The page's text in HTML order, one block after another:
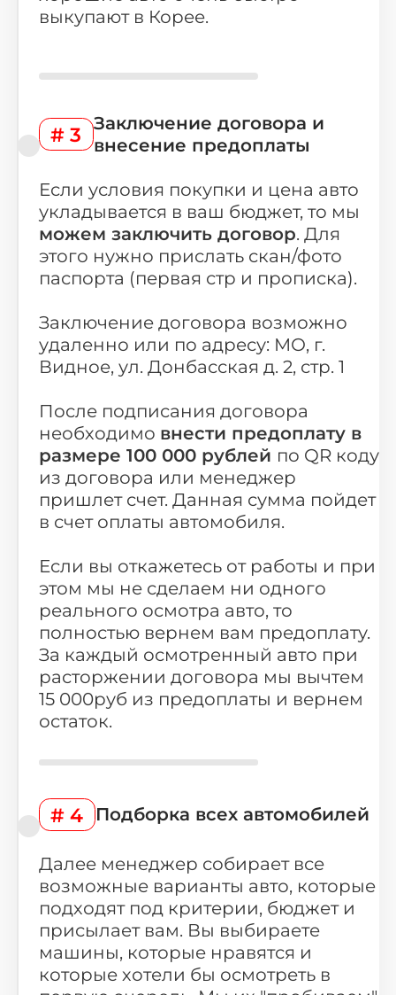
выкупают в Корее.
# 3
Заключение договора и
внесение предоплаты
Если условия покупки и цена авто
укладывается в ваш бюджет, то мы
можем заключить договор. Для
этого нужно прислать скан/фото
паспорта (первая стр и прописка).
Заключение договора возможно
удаленно или по адресу: МО, г.
Видное, ул. Донбасская д. 2, стр. 1
После подписания договора
необходимо внести предоплату в
размере 100 000 рублей по QR коду
из договора или менеджер
пришлет счет. Данная сумма пойдет
в счет оплаты автомобиля.
Если вы откажетесь от работы и при
этом мы не сделаем ни одного
реального осмотра авто, то
полностью вернем вам предоплату.
За каждый осмотренный авто при
расторжении договора мы вычтем
15 000руб из предоплаты и вернем
остаток.
# 4 Подборка всех автомобилей
Далее менеджер собирает все
возможные варианты авто, которые
подходят под критерии, бюджет и
присылает вам. Вы выбираете
машины, которые нравятся и
которые хотели бы осмотреть в